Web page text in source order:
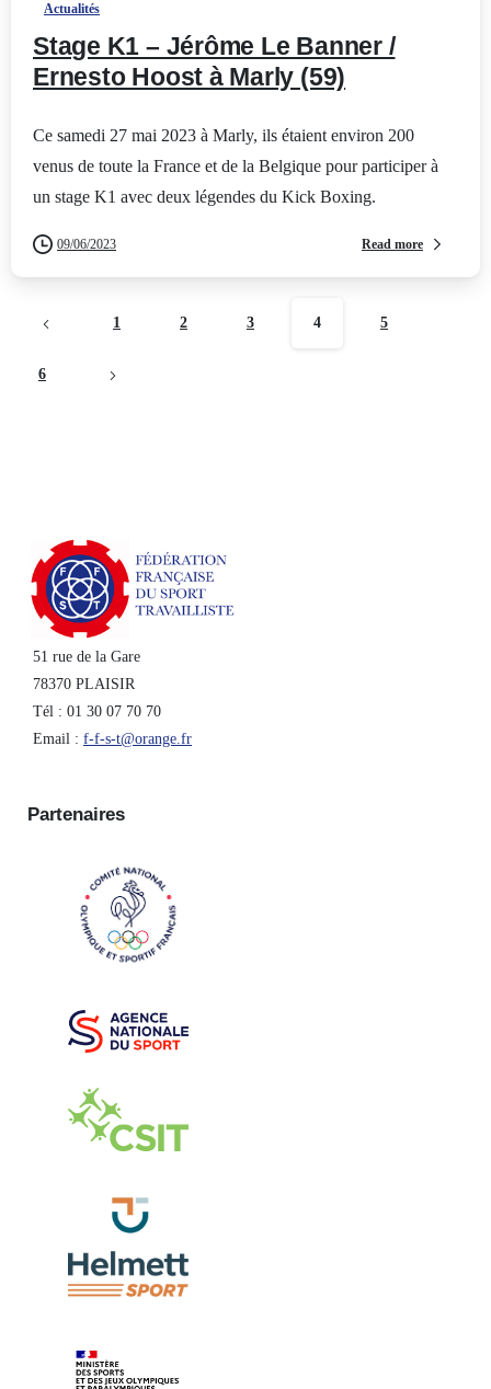
Actualités
Stage K1 – Jérôme Le Banner /
Ernesto Hoost à Marly (59)
Ce samedi 27 mai 2023 à Marly, ils étaient environ 200
venus de toute la France et de la Belgique pour participer à
un stage K1 avec deux légendes du Kick Boxing.
09/06/2023 Read more
1 2 3 4 5
6
51 rue de la Gare
78370 PLAISIR
Tél : 01 30 07 70 70
Email : f-f-s-t@orange.fr
Partenaires